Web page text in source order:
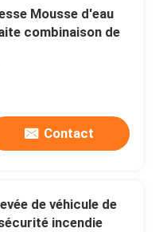
Mousse d'eau
combinaison de
Contact
de véhicule de
incendie